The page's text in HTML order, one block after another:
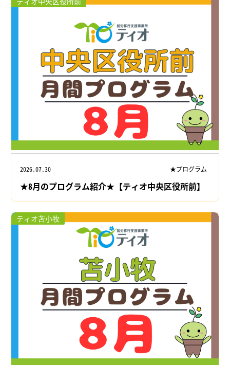
2026.07.30 ★プログラム
★8月のプログラム紹介★【ティオ中央区役所前】
ティオ苫小牧